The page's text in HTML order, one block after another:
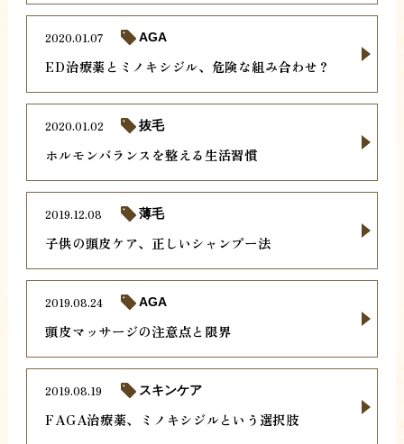
ED治療薬とミノキシジル、危険な組み合わせ？
2020.01.07 AGA
ホルモンバランスを整える生活習慣
2020.01.02 抜毛
子供の頭皮ケア、正しいシャンプー法
2019.12.08 薄毛
頭皮マッサージの注意点と限界
2019.08.24 AGA
FAGA治療薬、ミノキシジルという選択肢
2019.08.19 スキンケア